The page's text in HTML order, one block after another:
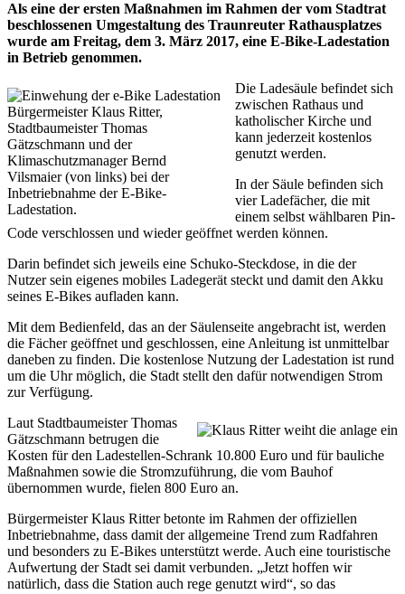
Als eine der ersten Maßnahmen im Rahmen der vom Stadtrat
beschlossenen Umgestaltung des Traunreuter Rathausplatzes
wurde am Freitag, dem 3. März 2017, eine E-Bike-Ladestation
in Betrieb genommen.
Bürgermeister Klaus Ritter,
Stadtbaumeister Thomas
Gätzschmann und der
Klimaschutzmanager Bernd
Vilsmaier (von links) bei der
Inbetriebnahme der E-Bike-
Ladestation.
Die Ladesäule befindet sich
zwischen Rathaus und
katholischer Kirche und
kann jederzeit kostenlos
genutzt werden.
In der Säule befinden sich
vier Ladefächer, die mit
einem selbst wählbaren Pin-
Code verschlossen und wieder geöffnet werden können.
Darin befindet sich jeweils eine Schuko-Steckdose, in die der
Nutzer sein eigenes mobiles Ladegerät steckt und damit den Akku
seines E-Bikes aufladen kann.
Mit dem Bedienfeld, das an der Säulenseite angebracht ist, werden
die Fächer geöffnet und geschlossen, eine Anleitung ist unmittelbar
daneben zu finden. Die kostenlose Nutzung der Ladestation ist rund
um die Uhr möglich, die Stadt stellt den dafür notwendigen Strom
zur Verfügung.
Laut Stadtbaumeister Thomas
Gätzschmann betrugen die
Kosten für den Ladestellen-Schrank 10.800 Euro und für bauliche
Maßnahmen sowie die Stromzuführung, die vom Bauhof
übernommen wurde, fielen 800 Euro an.
Bürgermeister Klaus Ritter betonte im Rahmen der offiziellen
Inbetriebnahme, dass damit der allgemeine Trend zum Radfahren
und besonders zu E-Bikes unterstützt werde. Auch eine touristische
Aufwertung der Stadt sei damit verbunden. „Jetzt hoffen wir
natürlich, dass die Station auch rege genutzt wird“, so das